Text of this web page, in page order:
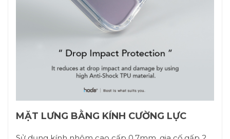
MẶT LƯNG BẰNG KÍNH CƯỜNG LỰC